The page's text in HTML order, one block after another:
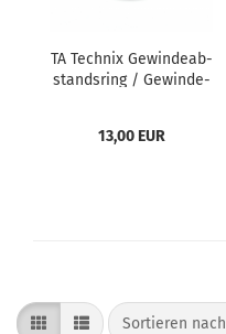
TA Tech­nix Ge­win­de­ab­
stands­ring / Gewinde-​​
13,00 EUR
Sortieren nach